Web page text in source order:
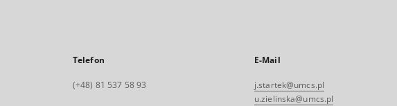
Telefon
(+48) 81 537 58 93
E-Mail
j.startek@umcs.pl
u.zielinska@umcs.pl